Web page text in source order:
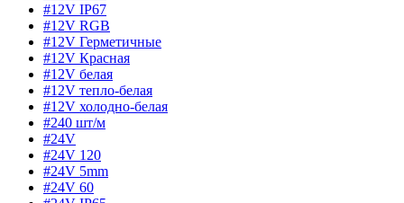
#12V IP67
#12V RGB
#12V Герметичные
#12V Красная
#12V белая
#12V тепло-белая
#12V холодно-белая
#240 шт/м
#24V
#24V 120
#24V 5mm
#24V 60